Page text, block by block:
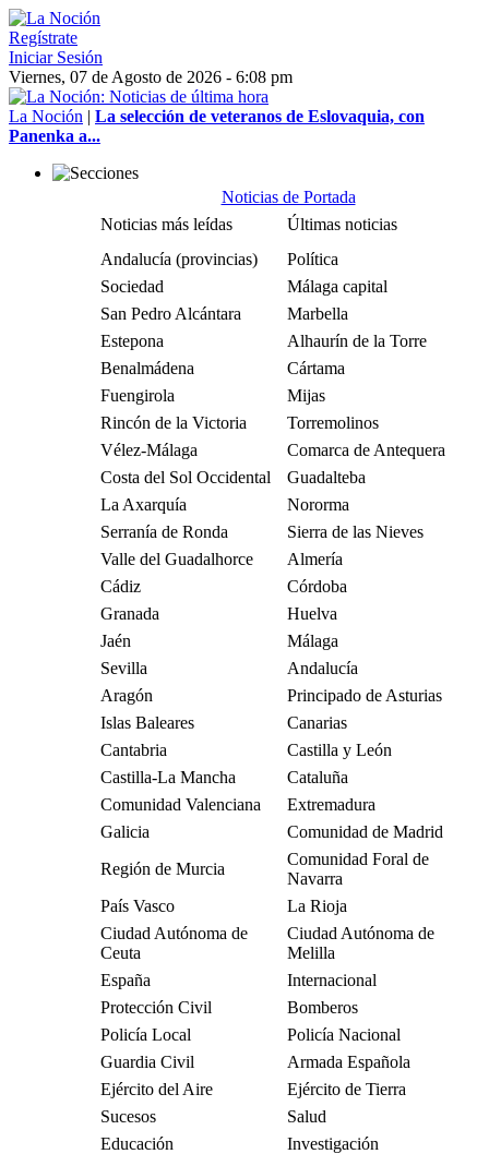
Regístrate
Iniciar Sesión
Viernes, 07 de Agosto de 2026 - 6:08 pm
La Noción | La selección de veteranos de Eslovaquia, con
Panenka a...
Noticias de Portada
Noticias más leídas
Últimas noticias
Andalucía (provincias)
Política
Sociedad
Málaga capital
San Pedro Alcántara
Marbella
Estepona
Alhaurín de la Torre
Benalmádena
Cártama
Fuengirola
Mijas
Rincón de la Victoria
Torremolinos
Vélez-Málaga
Comarca de Antequera
Costa del Sol Occidental
Guadalteba
La Axarquía
Nororma
Serranía de Ronda
Sierra de las Nieves
Valle del Guadalhorce
Almería
Cádiz
Córdoba
Granada
Huelva
Jaén
Málaga
Sevilla
Andalucía
Aragón
Principado de Asturias
Islas Baleares
Canarias
Cantabria
Castilla y León
Castilla-La Mancha
Cataluña
Comunidad Valenciana
Extremadura
Galicia
Comunidad de Madrid
Región de Murcia
Comunidad Foral de
Navarra
País Vasco
La Rioja
Ciudad Autónoma de
Ceuta
Ciudad Autónoma de
Melilla
España
Internacional
Protección Civil
Bomberos
Policía Local
Policía Nacional
Guardia Civil
Armada Española
Ejército del Aire
Ejército de Tierra
Sucesos
Salud
Educación
Investigación